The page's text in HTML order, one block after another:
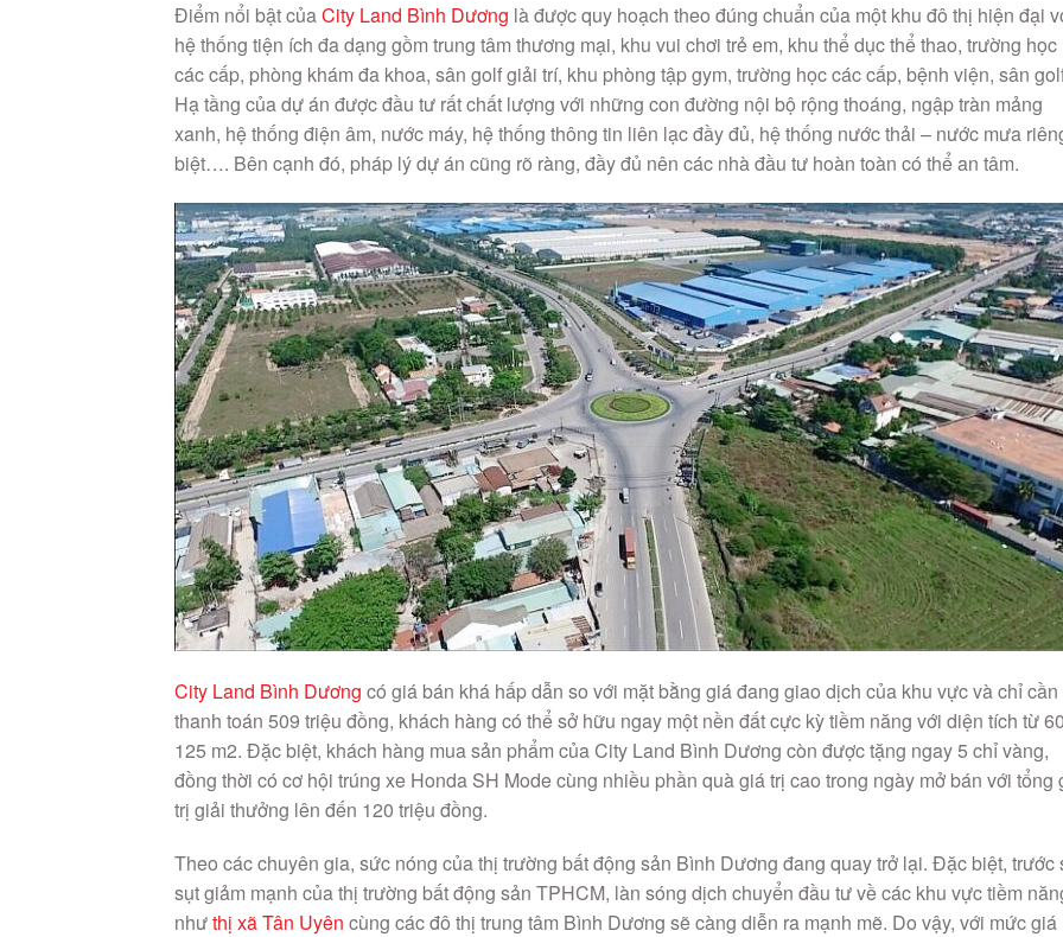
Điểm nổi bật củaCity Land Bình Dương là được quy hoạch theo đúng chuẩn của một khu đô thị hiện đại
hệ thống tiện ích đa dạng gồm trung tâm thương mại, khu vui chơi trẻ em, khu thể dục thể thao, trường học
các cấp, phòng khám đa khoa, sân golf giải trí, khu phòng tập gym, trường học các cấp, bệnh viện, sân
Hạ tầng của dự án được đầu tư rất chất lượng với những con đường nội bộ rộng thoáng, ngập tràn mảng
xanh, hệ thống điện âm, nước máy, hệ thống thông tin liên lạc đầy đủ, hệ thống nước thải – nước mưa
biệt…. Bên cạnh đó, pháp lý dự án cũng rõ ràng, đầy đủ nên các nhà đầu tư hoàn toàn có thể an tâm.
City Land Bình Dương có giá bán khá hấp dẫn so với mặt bằng giá đang giao dịch của khu vực và chỉ cần
thanh toán 509 triệu đồng, khách hàng có thể sở hữu ngay một nền đất cực kỳ tiềm năng với diện tích từ
125 m2. Đặc biệt, khách hàng mua sản phẩm của City Land Bình Dương còn được tặng ngay 5 chỉ vàng,
đồng thời có cơ hội trúng xe Honda SH Mode cùng nhiều phần quà giá trị cao trong ngày mở bán với tổng
trị giải thưởng lên đến 120 triệu đồng.
Theo các chuyên gia, sức nóng của thị trường bất động sản Bình Dương đang quay trở lại. Đặc biệt, trước
sụt giảm mạnh của thị trường bất động sản TPHCM, làn sóng dịch chuyển đầu tư về các khu vực tiềm
nhưthị xã Tân Uyên cùng các đô thị trung tâm Bình Dương sẽ càng diễn ra mạnh mẽ. Do vậy, với mức giá